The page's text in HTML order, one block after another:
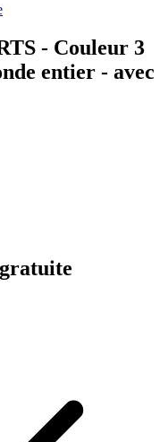
- Couleur 3
entier - avec